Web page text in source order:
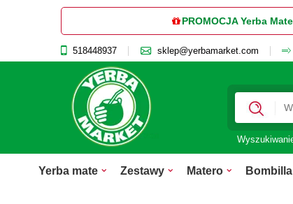
PROMOCJA Yerba
518448937 sklep@yerbamarket.com
Yerba mate Zestawy Matero Bombilla